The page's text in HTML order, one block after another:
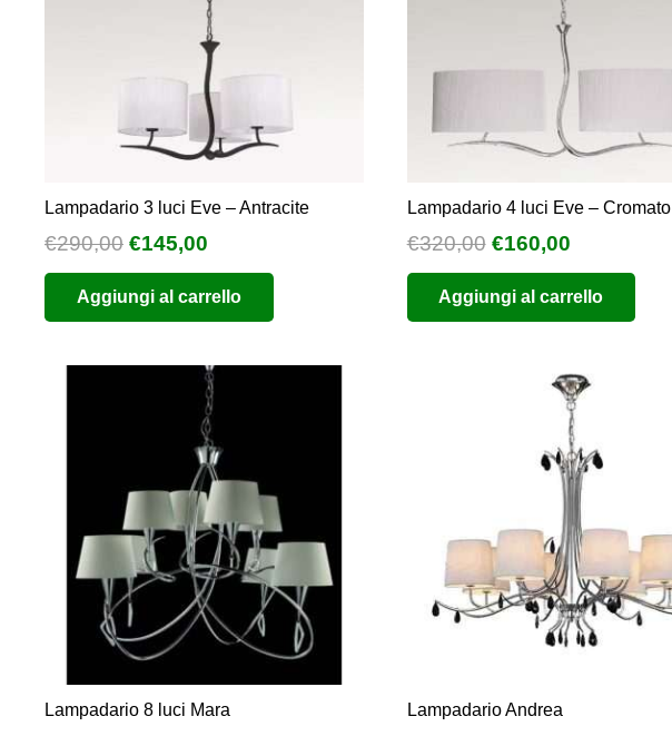
Lampadario 3 luci Eve – Antracite
€290,00 Il
prezzo
originale
era:
€145,00
prezzo
attuale
è:
Aggiungi al carrello
Lampadario 4 luci Eve – Cromato
€320,00 Il
prezzo
originale
era:
€160,00Il
prezzo
attuale
è:
Aggiungi al carrello
Lampadario 8 luci Mara Lampadario Andrea